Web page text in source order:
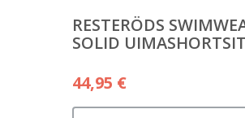
RESTERÖDS
SOLID UIMASHORTSIT
44,95 €